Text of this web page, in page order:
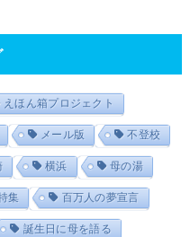
えほん箱プロジェクト
メール版 不登校
横浜 母の湯
集 百万人の夢宣言
誕生日に母を語る